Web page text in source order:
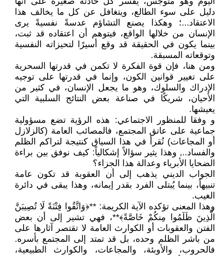
دليل على سوء الطالع، ويتغافل عن كل ما يخالف هذا
الاعتقاد...؛ وهكذا يصنع التشاؤم عدسةً نفسيةً يرى
الإنسان من خلالها الواقع، فيتوهم أن اعتقاده قد ثبت،
بينما يكون في الحقيقة قد وقع أسيرًا لتحيزاته النفسية
وتوقعاته المسبقة.
ومن هنا، فإن قوة الفكرة لا تكمن في قدرتها السحرية
على تغيير قوانين الكون، وإنما في قدرتها على توجيه
الإدراك والسلوك، وهو ما يجعل الإنسان، في كثير من
الأحيان، شريكًا في صناعة بعض النتائج السلبية التي
يعيشها.
و وفقا للمنظور الاجتماعي: هذه الرؤية تضع مسؤولية
جماعية على عاتق المجتمع، فالمصائب العامة (كالزلازل
أو المجاعات) تُقرأ في هذا السياق كنتيجة لتراكم الظلم
والفساد.., وهذا يثير سؤالاً إشكالياً: كيف نوفق بين براءة
الضحايا الأبرياء وعدالة هذا الجزاء؟
الجواب الديني يذهب إلى أن العقوبة قد تكون عامة
تنبيهاً، بينما يُبتلى الفرد بقدر إيمانه، وهذا يبقى في دائرة
الغيب.
وهذا المعنى تؤكده الآية الكريمة: **﴿وَاتَّقُوا فِتْنَةً لَا تُصِيبَنَّ
الَّذِينَ ظَلَمُوا مِنكُمْ خَاصَّةً﴾**، فهي تشير إلى أن بعض
الفتن والعقوبات أو الكوارث العامة لا تقتصر آثارها على
من باشر الظلم وحده، بل قد تمتد إلى المجتمع بأسره.
فالحروب، والأوبئة، والمجاعات، والكوارث الطبيعية،